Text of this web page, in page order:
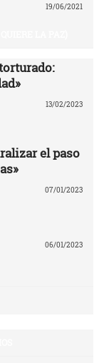
19/06/2021
13/02/2023
el paso
07/01/2023
06/01/2023